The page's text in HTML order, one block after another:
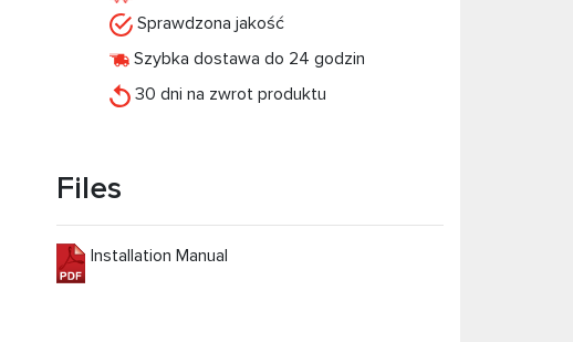
Sprawdzona jakość
Szybka dostawa do 24 godzin
30 dni na zwrot produktu
Files
Installation Manual